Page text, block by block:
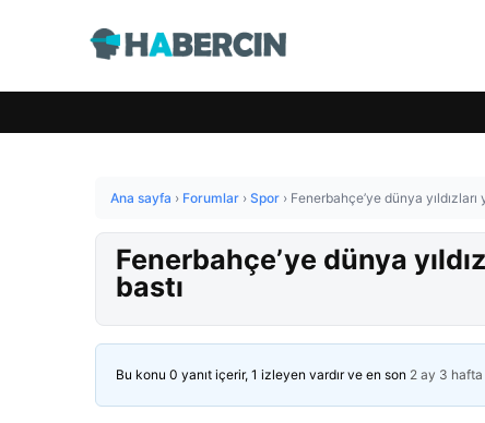
Ana sayfa › Forumlar › Spor › Fenerbahçe’ye dünya
Fenerbahçe’ye dünya
bastı
Bu konu 0 yanıt içerir, 1 izleyen vardır ve en son 2 ay 3